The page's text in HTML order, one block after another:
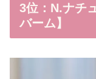
3位：N.ナチ
バーム】